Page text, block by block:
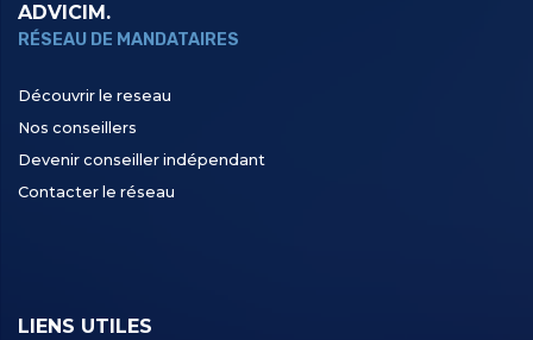
ADVICIM.
RÉSEAU DE MANDATAIRES
Découvrir le reseau
Nos conseillers
Devenir conseiller indépendant
Contacter le réseau
LIENS UTILES